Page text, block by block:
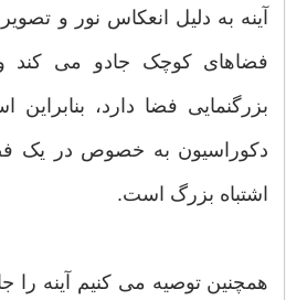
آینه به دلیل انعکاس نور و
فضاهای کوچک جادو می کند و
بزرگنمایی فضا دارد، بنابراین
دکوراسیون به خصوص در یک
اشتباه بزرگ است.
همچنین توصیه می کنیم آینه را